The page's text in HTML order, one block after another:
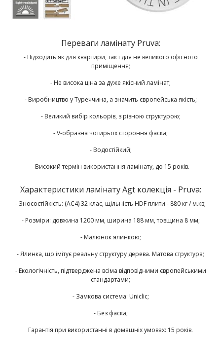
Переваги ламінату Pruva:
- Підходить як для квартири, так і для не великого офісного
приміщення;
- Не висока ціна за дуже якісний ламінат;
- Виробництво у Туреччина, а значить європейська якість;
- Великий вибір кольорів, з різною структурою;
- V-образна чотирьох стороння фаска;
- Водостійкий;
- Високий термін використання ламінату, до 15 років.
Характеристики ламінату Agt колекція - Pruva:
- Зносостійкість: (AC4) 32 клас, щільність HDF плити - 880 кг / м.кв;
- Розміри: довжина 1200 мм, ширина 188 мм, товщина 8 мм;
- Малюнок ялинкою;
- Ялинка, що імітує реальну структуру дерева. Матова структура;
- Екологічність, підтверджена всіма відповідними європейськими
стандартами;
- Замкова система: Uniclic;
- Без фаска;
Гарантія при використанні в домашніх умовах: 15 років.